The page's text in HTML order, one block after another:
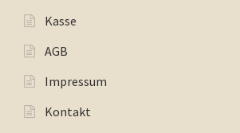
Kasse
AGB
Impressum
Kontakt